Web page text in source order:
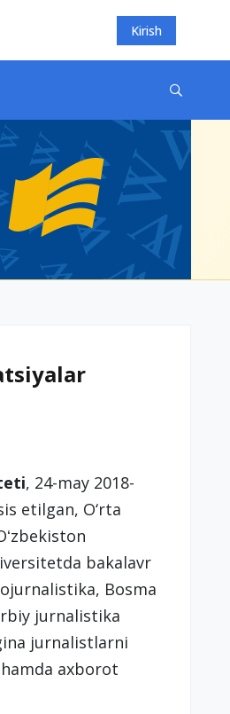
Kirish
, 24-may 2018-
etilgan, O‘rta
bakalavr
Bosma
jurnalistika
jurnalistlarni
axborot